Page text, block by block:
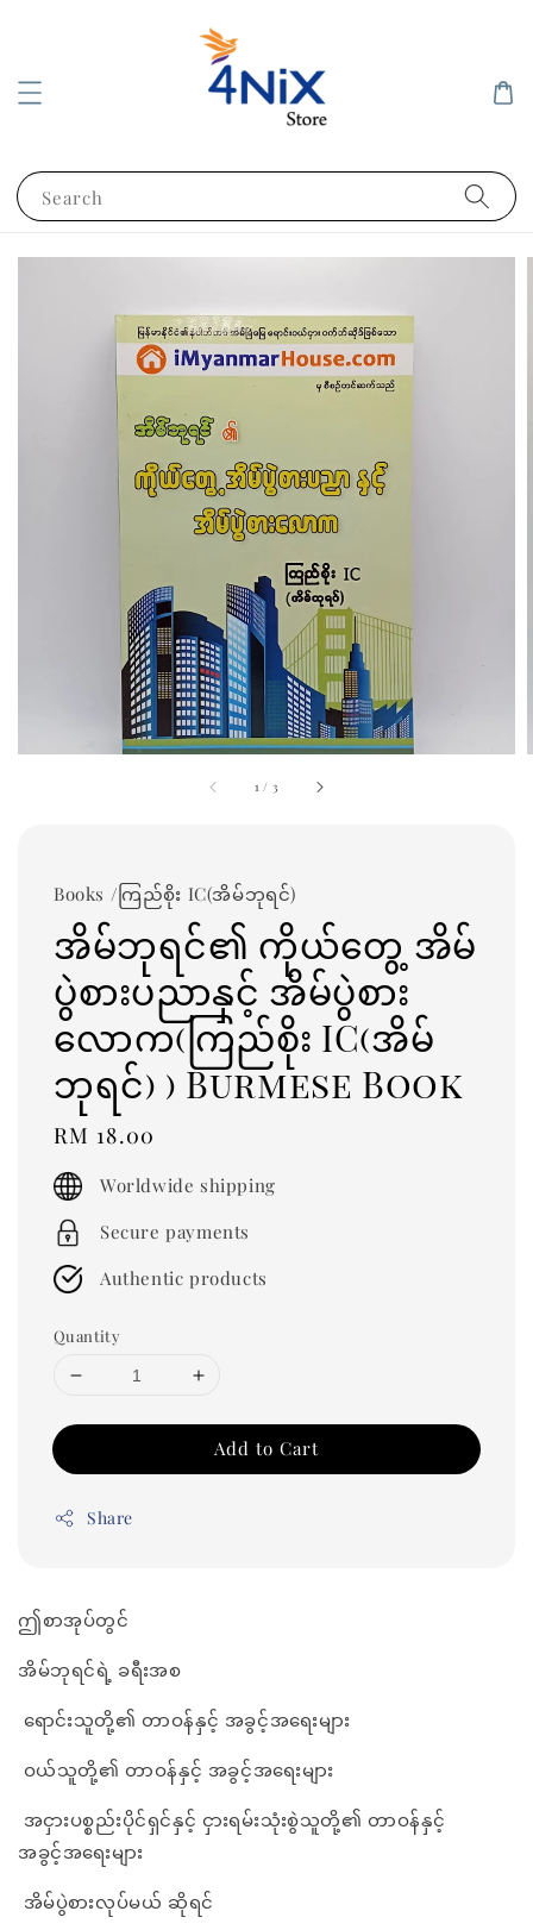
Search
1 / 3
Books /ကြည်စိုး IC(အိမ်ဘုရင်)
အိမ်ဘုရင်၏ ကိုယ်တွေ့ အိမ်
ပွဲစားပညာနှင့် အိမ်ပွဲစား
လောက(ကြည်စိုး IC(အိမ်
ဘုရင်) ) Burmese Book
Regular
price
RM 18.00
Worldwide shipping
Secure payments
Authentic products
Quantity
Add to Cart
Share
ဤစာအုပ်တွင်
အိမ်ဘုရင်ရဲ့ ခရီးအစ
ရောင်းသူတို့၏ တာဝန်နှင့် အခွင့်အရေးများ
ဝယ်သူတို့၏ တာဝန်နှင့် အခွင့်အရေးများ
အငှားပစ္စည်းပိုင်ရှင်နှင့် ငှားရမ်းသုံးစွဲသူတို့၏ တာဝန်နှင့်
အခွင့်အရေးများ
အိမ်ပွဲစားလုပ်မယ် ဆိုရင်